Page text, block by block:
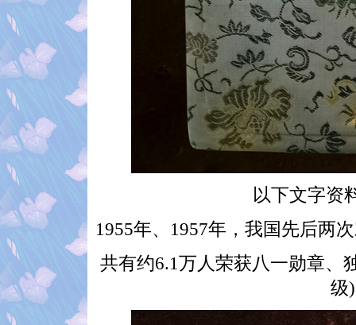
以下文字资
1955年、1957年，我国先后两
共有约6.1万人荣获八一勋章、
级)